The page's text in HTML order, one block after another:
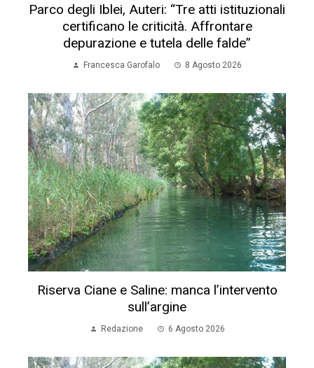
Parco degli Iblei, Auteri: “Tre atti istituzionali
certificano le criticità. Affrontare
depurazione e tutela delle falde”
Francesca Garofalo 8 Agosto 2026
Riserva Ciane e Saline: manca l’intervento
sull’argine
Redazione 6 Agosto 2026